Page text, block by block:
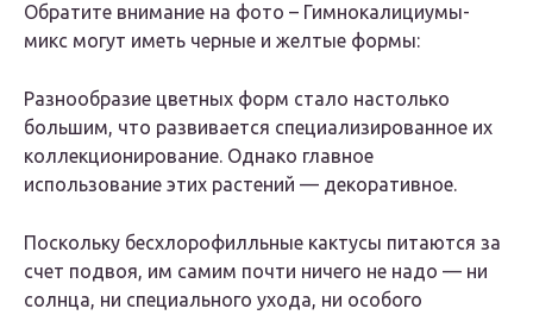
Обратите внимание на фото – Гимнокалициумы-
микс могут иметь черные и желтые формы:
Разнообразие цветных форм стало настолько
большим, что развивается специализированное их
коллекционирование. Однако главное
использование этих растений — декоративное.
Поскольку бесхлорофилльные кактусы питаются за
счет подвоя, им самим почти ничего не надо — ни
солнца, ни специального ухода, ни особого